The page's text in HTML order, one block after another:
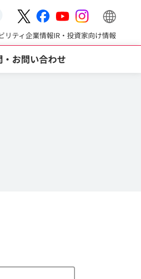
キーワード入力
お問い合わせ
リティ企業情報IR・投資家向け情報